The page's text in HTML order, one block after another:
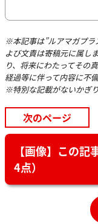
※本記事は”ルアマガプラ
よび文責は寄稿元に属し
り、将来にわたってその
経過等に伴って内容に不
※特別な記載がないかぎ
次のページ
【画像】この
4点）